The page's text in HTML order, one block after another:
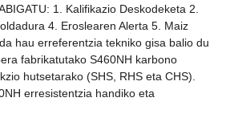
1. Kalifikazio Deskodeketa 2.
4. Eroslearen Alerta 5. Maiz
hau erreferentzia tekniko gisa balio du
fabrikatutako S460NH karbono
hutsetarako (SHS, RHS eta CHS).
erresistentzia handiko eta